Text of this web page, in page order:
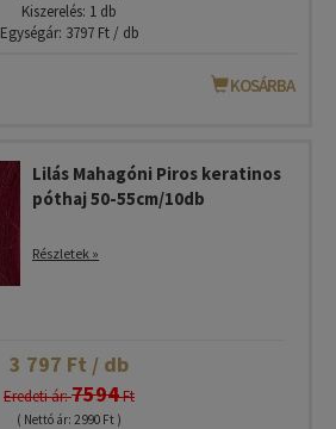
Kiszerelés: 1 db
Egységár: 3797 Ft / db
KOSÁRBA
Lilás Mahagóni Piros keratinos
póthaj 50-55cm/10db
Részletek »
3 797 Ft / db
Eredeti ár:7594Ft
( Nettó ár: 2 990 Ft )